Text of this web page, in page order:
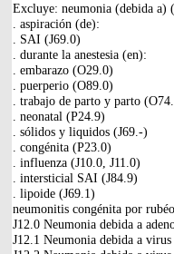
Excluye: neumonia (debida a)
. aspiración (de):
. SAI (J69.0)
. durante la anestesia (en):
. embarazo (O29.0)
. puerperio (O89.0)
. trabajo de parto y parto
. neonatal (P24.9)
. sólidos y liquidos (J69.-)
. congénita (P23.0)
. influenza (J10.0, J11.0)
. intersticial SAI (J84.9)
. lipoide (J69.1)
neumonitis congénita por
J12.0 Neumonia debida a
J12.1 Neumonia debida a